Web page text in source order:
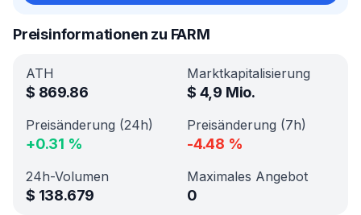
Preisinformationen zu FARM
ATH
$ 869.86
Marktkapitalisierung
$ 4,9 Mio.
Preisänderung (24h)
+0.31 %
Preisänderung (7h)
-4.48 %
24h-Volumen
$ 138.679
Maximales Angebot
0